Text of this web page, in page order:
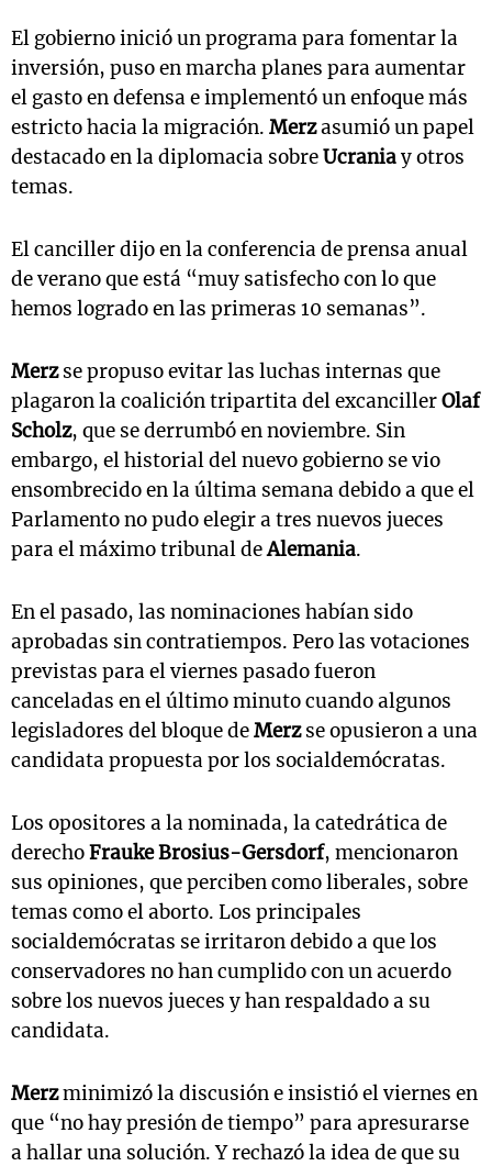
El gobierno inició un programa para fomentar la
inversión, puso en marcha planes para aumentar
el gasto en defensa e implementó un enfoque más
estricto hacia la migración. Merzasumió un papel
destacado en la diplomacia sobreUcraniay otros
temas.
El canciller dijo en la conferencia de prensa anual
de verano que está “muy satisfecho con lo que
hemos logrado en las primeras 10 semanas”.
Merzse propuso evitar las luchas internas que
plagaron la coalición tripartita del excancillerOlaf
Scholz, que se derrumbó en noviembre. Sin
embargo, el historial del nuevo gobierno se vio
ensombrecido en la última semana debido a que el
Parlamento no pudo elegir a tres nuevos jueces
para el máximo tribunal deAlemania.
En el pasado, las nominaciones habían sido
aprobadas sin contratiempos. Pero las votaciones
previstas para el viernes pasado fueron
canceladas en el último minuto cuando algunos
legisladores del bloque deMerzse opusieron a una
candidata propuesta por los socialdemócratas.
Los opositores a la nominada, la catedrática de
derechoFrauke Brosius-Gersdorf, mencionaron
sus opiniones, que perciben como liberales, sobre
temas como el aborto. Los principales
socialdemócratas se irritaron debido a que los
conservadores no han cumplido con un acuerdo
sobre los nuevos jueces y han respaldado a su
candidata.
Merzminimizó la discusión e insistió el viernes en
que “no hay presión de tiempo” para apresurarse
a hallar una solución. Y rechazó la idea de que su